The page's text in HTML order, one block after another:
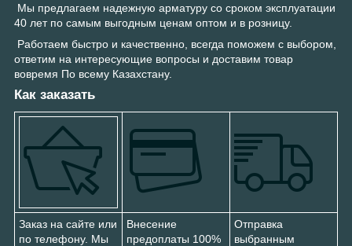
Мы предлагаем надежную арматуру со сроком эксплуатации
40 лет по самым выгодным ценам оптом и в розницу.
Работаем быстро и качественно, всегда поможем с выбором,
ответим на интересующие вопросы и доставим товар
вовремя По всему Казахстану.
Как заказать
Заказ на сайте или
по телефону. Мы
Внесение
предоплаты 100%
Отправка
выбранным